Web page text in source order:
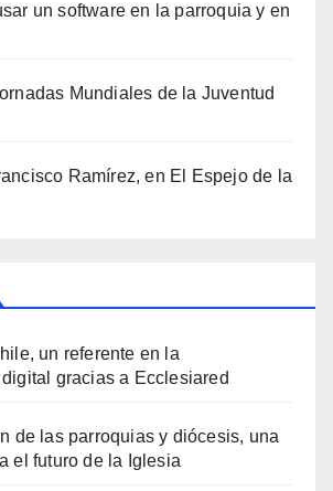
un software en la parroquia y en
Mundiales de la Juventud
Ramírez, en El Espejo de la
un referente en la
gracias a Ecclesiared
de las parroquias y diócesis, una
el futuro de la Iglesia